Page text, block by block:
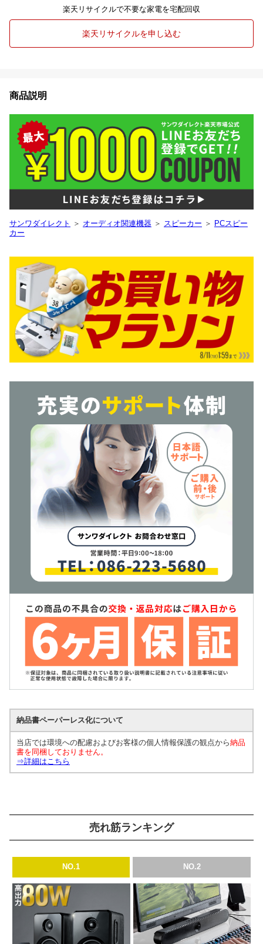
楽天リサイクルで不要な家電を宅配回収
楽天リサイクルを申し込む
商品説明
サンワダイレクト ＞ オーディオ関連機器 ＞ スピーカー ＞ PCスピー
カー
納品書ペーパーレス化について
当店では環境への配慮およびお客様の個人情報保護の観点から納品
書を同梱しておりません。
⇒詳細はこちら
売れ筋ランキング
NO.1 NO.2